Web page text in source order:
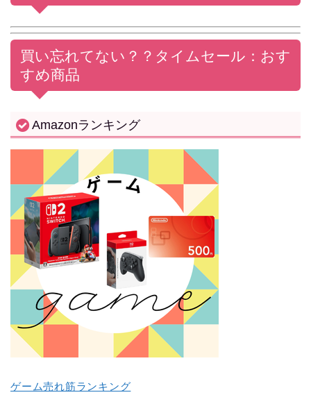
買い忘れてない？？ タイムセール：おす
すめ商品
Amazonランキング
ゲーム売れ筋ランキング